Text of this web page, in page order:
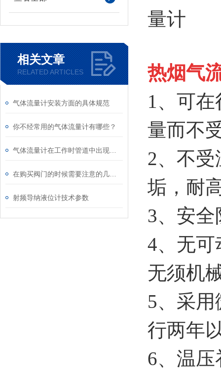
相关文章
RELATED ARTICLES
气体流量计安装方面的具体规范
你不经常用的气体流量计有哪些？
射频导纳液位计技术参数
热烟气
1、可
量而不
2、不
垢，耐
3、安
4、无
无须机
5、采
行两年
6、温